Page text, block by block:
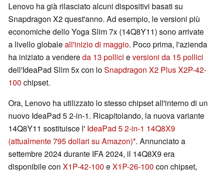
Lenovo ha già rilasciato alcuni dispositivi basati su
Snapdragon X2 quest'anno. Ad esempio, le versioni più
economiche dello Yoga Slim 7x (14Q8Y11) sono arrivate
a livello globaleall'inizio di maggio. Poco prima, l'azienda
ha iniziato a vendereda 13 pollici eversioni da 15 pollici
dell'IdeaPad Slim 5x con loSnapdragon X2 Plus X2P-42-
100 chipset.
Ora, Lenovo ha utilizzato lo stesso chipset all'interno di un
nuovo IdeaPad 5 2-in-1. Ricapitolando, la nuova variante
14Q8Y11 sostituisce l' IdeaPad 5 2-in-1 14Q8X9
(attualmente 795 dollari su Amazon) . Annunciato a
settembre 2024 durante IFA 2024, il 14Q8X9 era
disponibile con X1P-42-100 eX1P-26-100 con chipset,